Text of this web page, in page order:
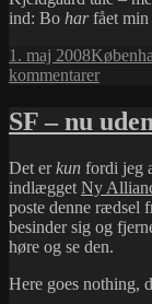
ind: Bo harfået min
Udgivet
i
1. maj 2008
kommentarertil
maj
(og
at
SF – nu
Det erkun fordi jeg
indlægget Ny
poste denne rædsel
besinder sig og
høre og se den.
Here goes nothing,